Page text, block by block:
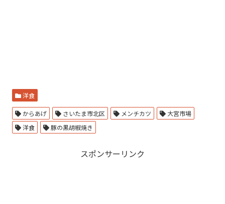
洋食
からあげ さいたま市北区 メンチカツ
大宮市場
洋食
豚の黒胡椒焼き
スポンサーリンク